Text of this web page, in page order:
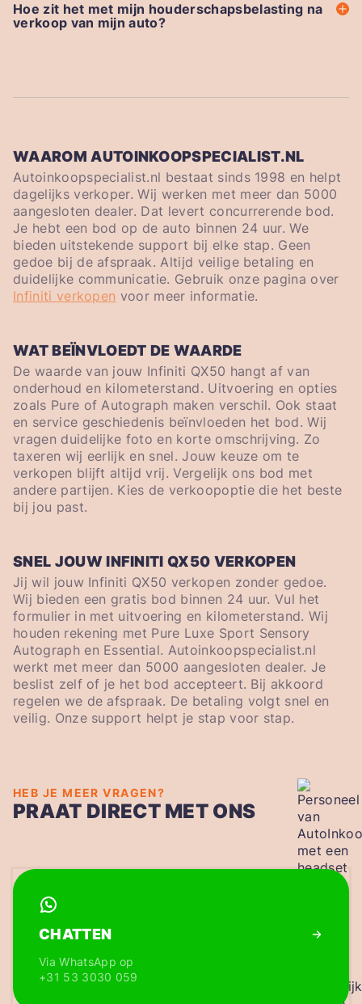
Hoe zit het met mijn houderschapsbelasting na
verkoop van mijn auto?
WAAROM AUTOINKOOPSPECIALIST.NL
Autoinkoopspecialist.nl bestaat sinds 1998 en helpt
dagelijks verkoper. Wij werken met meer dan 5000
aangesloten dealer. Dat levert concurrerende bod.
Je hebt een bod op de auto binnen 24 uur. We
bieden uitstekende support bij elke stap. Geen
gedoe bij de afspraak. Altijd veilige betaling en
duidelijke communicatie. Gebruik onze pagina over
Infiniti verkopen voor meer informatie.
WAT BEÏNVLOEDT DE WAARDE
De waarde van jouw Infiniti QX50 hangt af van
onderhoud en kilometerstand. Uitvoering en opties
zoals Pure of Autograph maken verschil. Ook staat
en service geschiedenis beïnvloeden het bod. Wij
vragen duidelijke foto en korte omschrijving. Zo
taxeren wij eerlijk en snel. Jouw keuze om te
verkopen blijft altijd vrij. Vergelijk ons bod met
andere partijen. Kies de verkoopoptie die het beste
bij jou past.
SNEL JOUW INFINITI QX50 VERKOPEN
Jij wil jouw Infiniti QX50 verkopen zonder gedoe.
Wij bieden een gratis bod binnen 24 uur. Vul het
formulier in met uitvoering en kilometerstand. Wij
houden rekening met Pure Luxe Sport Sensory
Autograph en Essential. Autoinkoopspecialist.nl
werkt met meer dan 5000 aangesloten dealer. Je
beslist zelf of je het bod accepteert. Bij akkoord
regelen we de afspraak. De betaling volgt snel en
veilig. Onze support helpt je stap voor stap.
HEB JE MEER VRAGEN?
PRAAT DIRECT MET ONS
CHATTEN
Via WhatsApp op
+31 53 3030 059